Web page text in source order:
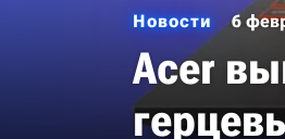
Новости 6
Acer